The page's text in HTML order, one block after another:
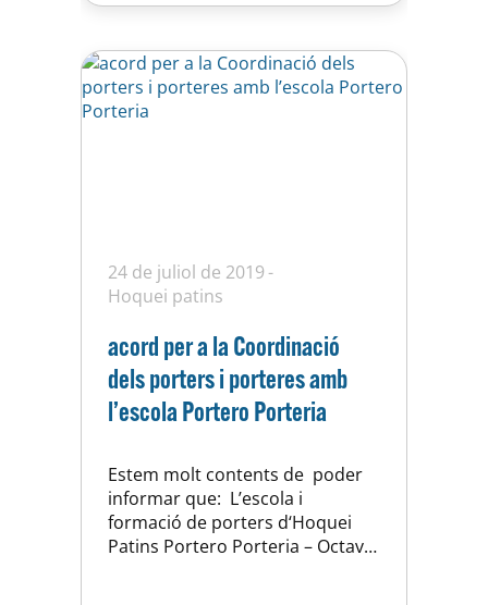
24 de juliol de 2019
Hoquei patins
acord per a la Coordinació
dels porters i porteres amb
l’escola Portero Porteria
Estem molt contents de poder
informar que: L’escola i
formació de porters d‘Hoquei
Patins Portero Porteria – Octavi